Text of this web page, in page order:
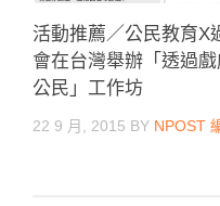
活動推薦／公民教育X
會在台灣舉辦「透過
公民」工作坊
22 9 月, 2015 BY NPOST